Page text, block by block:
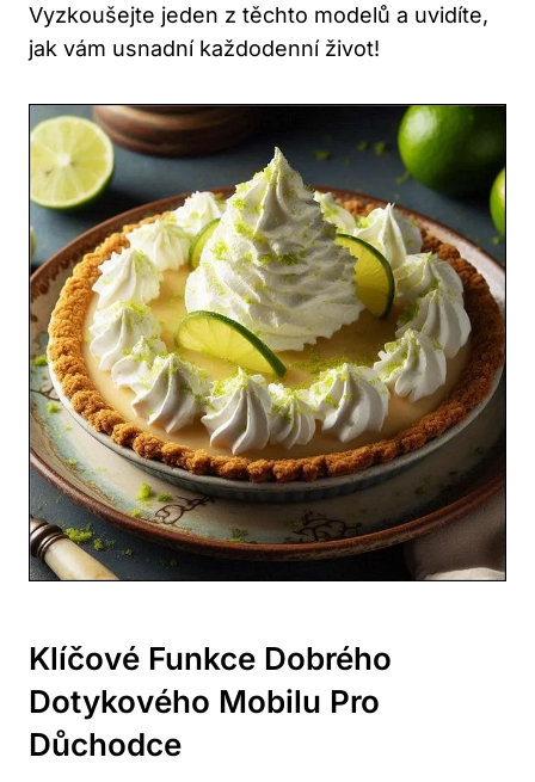
Vyzkoušejte jeden z těchto modelů a uvidíte,
jak vám usnadní každodenní život!
Klíčové Funkce Dobrého
Dotykového Mobilu Pro
Důchodce